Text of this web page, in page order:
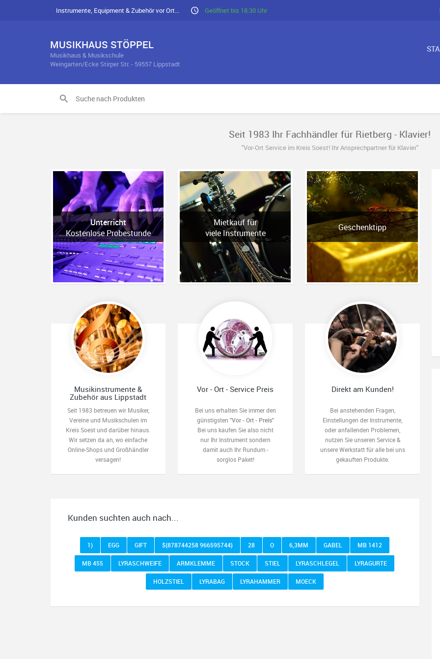
Instrumente, Equipment & Zubehör vor Ort... Geöffnet bis 18:30 Uhr
MUSIKHAUS STÖPPEL
Musikhaus & Musikschule
Weingarten/Ecke Stirper Str. - 59557 Lippstadt
Seit 1983 Ihr Fachhändler für Rietberg - Klavier!
"Vor-Ort Service im Kreis Soest! Ihr Ansprechpartner für Klavier"
Unterricht
Kostenlose Probestunde
Mietkauf für
viele Instrumente
Geschenktipp
Musikinstrumente &
Zubehör aus Lippstadt
Seit 1983 betreuen wir Musiker,
Vereine und Musikschulen im
Kreis Soest und darüber hinaus.
Wir setzen da an, wo einfache
Online-Shops und Großhändler
versagen!
Vor - Ort - Service Preis
Bei uns erhalten Sie immer den
günstigsten "Vor - Ort - Preis"
Bei uns kaufen Sie also nicht
nur Ihr Instrument sondern
damit auch Ihr Rundum -
sorglos Paket!
Direkt am Kunden!
Bei anstehenden Fragen,
Einstellungen der Instrumente,
oder anfallenden Problemen,
nutzen Sie unseren Service &
unsere Werkstatt für alle bei uns
gekauften Produkte.
Kunden suchten auch nach...
1) EGG GIFT ${878744258 966595744} 28 O 6,3MM GABEL MB 1412
MB 455 LYRASCHWEIFE ARMKLEMME STOCK STIEL LYRASCHLEGEL LYRAGURTE
HOLZSTIEL LYRABAG LYRAHAMMER MOECK